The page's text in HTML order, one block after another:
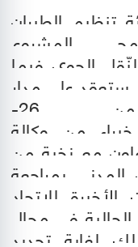
تنظيم الطيران
المشروع
الجوي فيما
ستعقد على مدار
خمسة أيام من 26-
خبراء من وكالة
مع نخبة من
بمراجعة
للاتحاد
في مجال
لغاية تحديد